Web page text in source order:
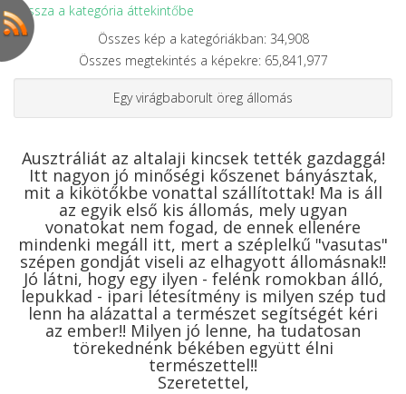
Vissza a kategória áttekintőbe
Összes kép a kategóriákban: 34,908
Összes megtekintés a képekre: 65,841,977
Egy virágbaborult öreg állomás
Ausztráliát az altalaji kincsek tették gazdaggá!
Itt nagyon jó minőségi kőszenet bányásztak,
mit a kikötőkbe vonattal szállítottak! Ma is áll
az egyik első kis állomás, mely ugyan
vonatokat nem fogad, de ennek ellenére
mindenki megáll itt, mert a széplelkű "vasutas"
szépen gondját viseli az elhagyott állomásnak!!
Jó látni, hogy egy ilyen - felénk romokban álló,
lepukkad - ipari létesítmény is milyen szép tud
lenn ha alázattal a természet segítségét kéri
az ember!! Milyen jó lenne, ha tudatosan
törekednénk békében együtt élni
természettel!!
Szeretettel,